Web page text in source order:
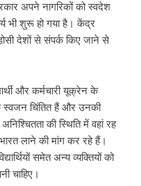
अपने नागरिकों को स्वदेश
भी शुरू हो गया है। केंद्र
देशों से संपर्क किए जाने से
और कर्मचारी यूक्रेन के
स्वजन चिंतित हैं और उनकी
की स्थिति में वहां रह
लाने की मांग कर रहे हैं।
समेत अन्य व्यक्तियों को
चाहिए।